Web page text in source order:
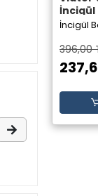
İncigül
İncigül
396,00